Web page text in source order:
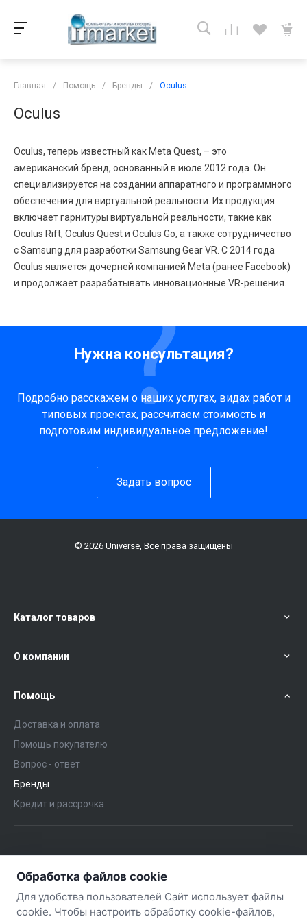
Главная / Помощь / Бренды / Oculus
Oculus
Oculus, теперь известный как Meta Quest, – это
американский бренд, основанный в июле 2012 года. Он
специализируется на создании аппаратного и программного
обеспечения для виртуальной реальности. Их продукция
включает гарнитуры виртуальной реальности, такие как
Oculus Rift, Oculus Quest и Oculus Go, а также сотрудничество
с Samsung для разработки Samsung Gear VR. С 2014 года
Oculus является дочерней компанией Meta (ранее Facebook)
и продолжает разрабатывать инновационные VR-решения.
Нужна консультация?
Подробно расскажем о наших услугах, видах работ и
типовых проектах, рассчитаем стоимость и
подготовим индивидуальное предложение!
Задать вопрос
© 2026 Universe, Все права защищены
Каталог товаров
О компании
Помощь
Доставка и оплата
Помощь покупателю
Вопрос - ответ
Бренды
Кредит и рассрочка
+375 (29) 563-57-02
Обработка файлов cookie
Для удобства пользователей Сайт использует файлы
cookie. Чтобы настроить обработку cookie-файлов,